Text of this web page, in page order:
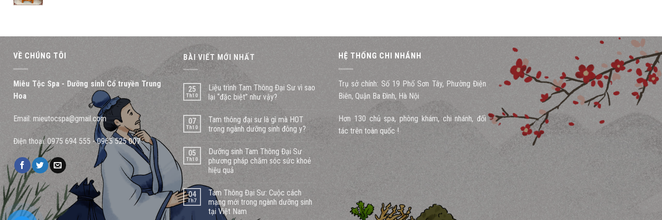
VỀ CHÚNG TÔI
Miêu Tộc Spa - Dưỡng sinh Cổ truyền Trung
Hoa
Email: mieutocspa@gmail.com
Điện thoại: 0975 694 555 -0965 525 007
BÀI VIẾT MỚI NHẤT
25
Th10
Liệu trình Tam Thông Đại Sư vì sao
lại “đặc biệt” như vậy?
07
Th10
Tam thông đại sư là gì mà HOT
trong ngành dưỡng sinh đông y?
05
Th10
Dưỡng sinh Tam Thông Đại Sư
phương pháp chăm sóc sức khoẻ
hiệu quả
04
Th7
Tam Thông Đại Sư: Cuộc cách
mạng mới trong ngành dưỡng sinh
tại Việt Nam
HỆ THỐNG CHI NHÁNH
Trụ sở chính: Số 19 Phố Sơn Tây, Phường Điện
Biên, Quận Ba Đình, Hà Nội
Hơn 130 chủ spa, phòng khám, chi nhánh, đối
tác trên toàn quốc !